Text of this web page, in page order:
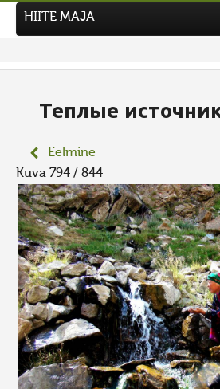
Tööd
Tegutse
Kuvavõistlused
UUS KUVAVÕISTLUS
Hiite kuvavõistlus 2026
VANEMAD KUVAVÕISTLUSED
Kontakt
HIITE MAJA
Теплые
Eelmine
Kuva 794 / 844